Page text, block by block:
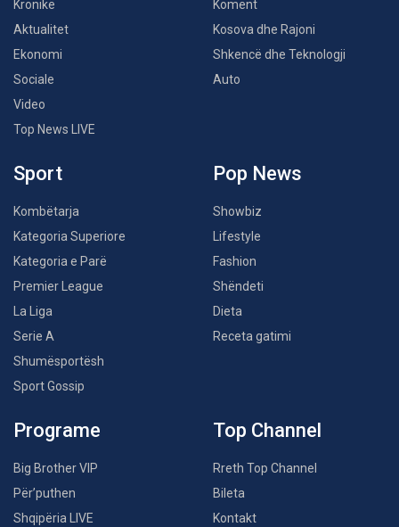
Kronikë
Aktualitet
Ekonomi
Sociale
Video
Top News LIVE
Koment
Kosova dhe Rajoni
Shkencë dhe Teknologji
Auto
Sport
Kombëtarja
Kategoria Superiore
Kategoria e Parë
Premier League
La Liga
Serie A
Shumësportësh
Sport Gossip
Pop News
Showbiz
Lifestyle
Fashion
Shëndeti
Dieta
Receta gatimi
Programe
Big Brother VIP
Për’puthen
Shqipëria LIVE
Top Channel
Rreth Top Channel
Bileta
Kontakt